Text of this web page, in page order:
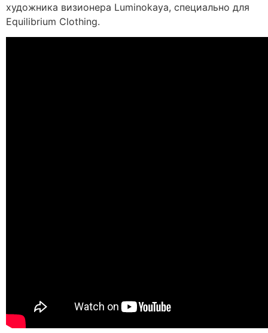
художника визионера Luminokaya, специально для
Equilibrium Clothing.